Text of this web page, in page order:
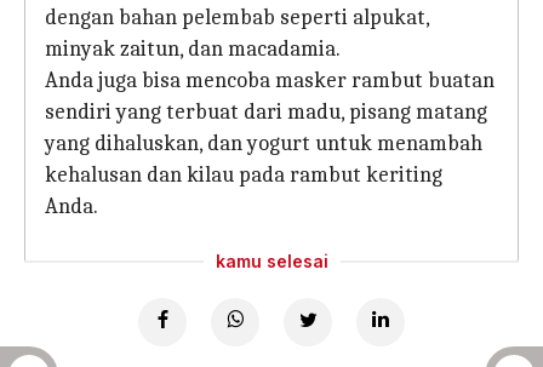
dengan bahan pelembab seperti alpukat,
minyak zaitun, dan macadamia.
Anda juga bisa mencoba masker rambut buatan
sendiri yang terbuat dari madu, pisang matang
yang dihaluskan, dan yogurt untuk menambah
kehalusan dan kilau pada rambut keriting
Anda.
kamu selesai